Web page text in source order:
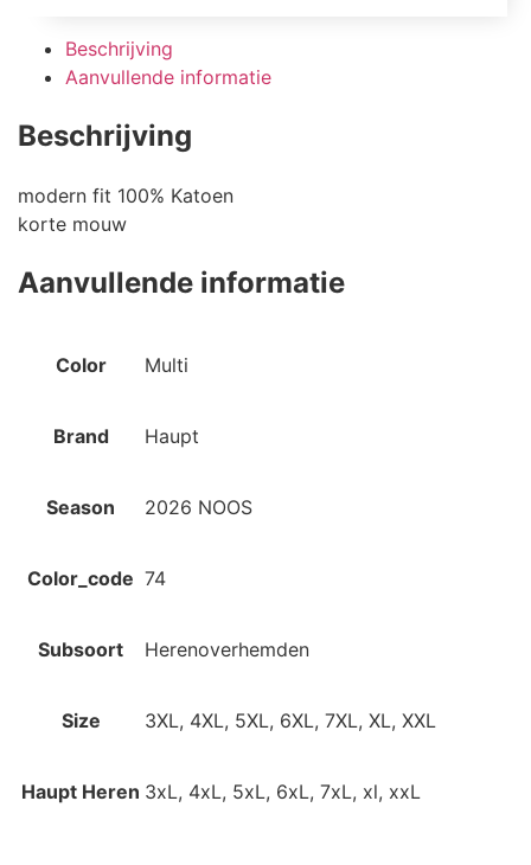
Beschrijving
Aanvullende informatie
Beschrijving
modern fit 100% Katoen
korte mouw
Aanvullende informatie
Color Multi
Brand Haupt
Season 2026 NOOS
Color_code 74
Subsoort Herenoverhemden
Size 3XL, 4XL, 5XL, 6XL, 7XL, XL, XXL
Haupt Heren 3xL, 4xL, 5xL, 6xL, 7xL, xl, xxL